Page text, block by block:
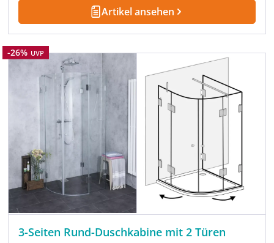
Artikel ansehen
Rabatt
-26% UVP
3-Seiten Rund-Duschkabine mit 2 Türen